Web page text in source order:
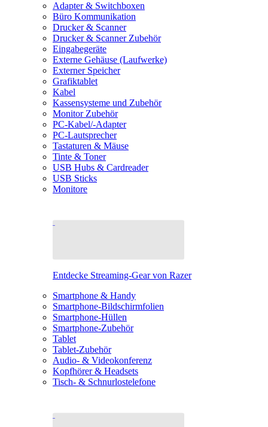
Adapter & Switchboxen
Büro Kommunikation
Drucker & Scanner
Drucker & Scanner Zubehör
Eingabegeräte
Externe Gehäuse (Laufwerke)
Externer Speicher
Grafiktablet
Kabel
Kassensysteme und Zubehör
Monitor Zubehör
PC-Kabel/-Adapter
PC-Lautsprecher
Tastaturen & Mäuse
Tinte & Toner
USB Hubs & Cardreader
USB Sticks
Monitore
Entdecke Streaming-Gear von Razer
Smartphone & Handy
Smartphone-Bildschirmfolien
Smartphone-Hüllen
Smartphone-Zubehör
Tablet
Tablet-Zubehör
Audio- & Videokonferenz
Kopfhörer & Headsets
Tisch- & Schnurlostelefone